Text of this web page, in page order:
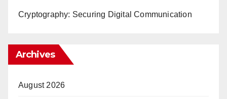
Cryptography: Securing Digital Communication
Archives
August 2026